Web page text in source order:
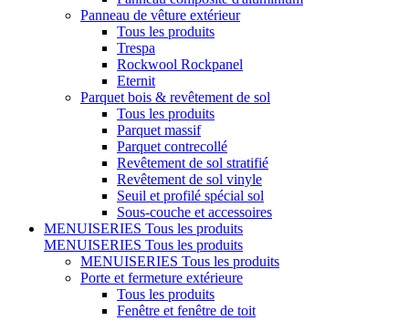
Panneau de vêture extérieur
Tous les produits
Trespa
Rockwool Rockpanel
Eternit
Parquet bois & revêtement de sol
Tous les produits
Parquet massif
Parquet contrecollé
Revêtement de sol stratifié
Revêtement de sol vinyle
Seuil et profilé spécial sol
Sous-couche et accessoires
MENUISERIES Tous les produits
MENUISERIES Tous les produits
MENUISERIES Tous les produits
Porte et fermeture extérieure
Tous les produits
Fenêtre et fenêtre de toit